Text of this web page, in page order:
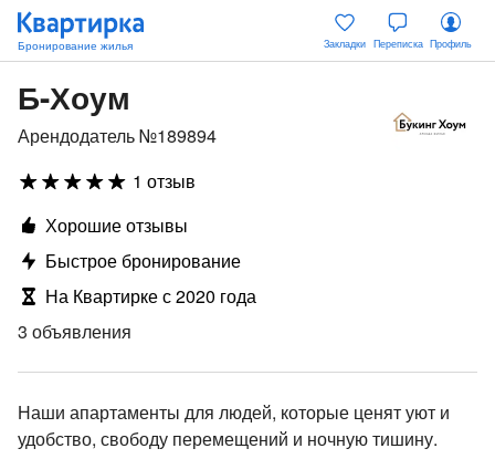
Закладки Переписка Профиль
Б-Хоум
Арендодатель №189894
1 отзыв
Хорошие отзывы
Быстрое бронирование
На Квартирке с 2020 года
3 объявления
Наши апартаменты для людей, которые ценят уют и
удобство, свободу перемещений и ночную тишину.